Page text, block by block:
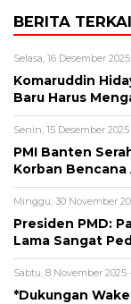
BERITA
Selasa, 16 Desember
Komaruddin
Baru Harus
Senin, 15 Desember 2025
PMI Banten
Korban Bencana
Minggu, 30 November
Presiden PMD:
Lama Sangat
Sabtu, 8 November 2025
*Dukungan